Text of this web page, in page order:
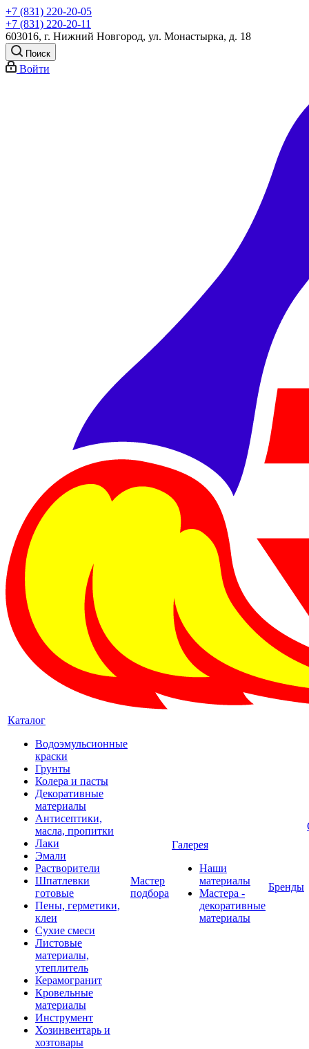
+7 (831) 220-20-05
+7 (831) 220-20-11
603016, г. Нижний Новгород, ул. Монастырка, д. 18
Поиск
Войти
Каталог
Водоэмульсионные
краски
Грунты
Колера и пасты
Декоративные
материалы
Антисептики,
масла, пропитки
Лаки
Эмали
Растворители
Шпатлевки
готовые
Пены, герметики,
клеи
Сухие смеси
Листовые
материалы,
утеплитель
Керамогранит
Кровельные
материалы
Инструмент
Хозинвентарь и
хозтовары
Мастер
подбора
Галерея
Наши
материалы
Мастера -
декоративные
материалы
Бренды